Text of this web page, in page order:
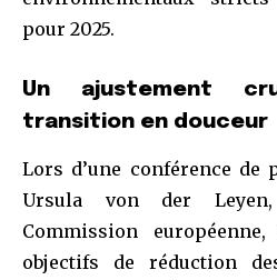
pour 2025.
Un ajustement
transition en douceur
Lors d’une conférence de
Ursula von der
Commission
objectifs de réduction